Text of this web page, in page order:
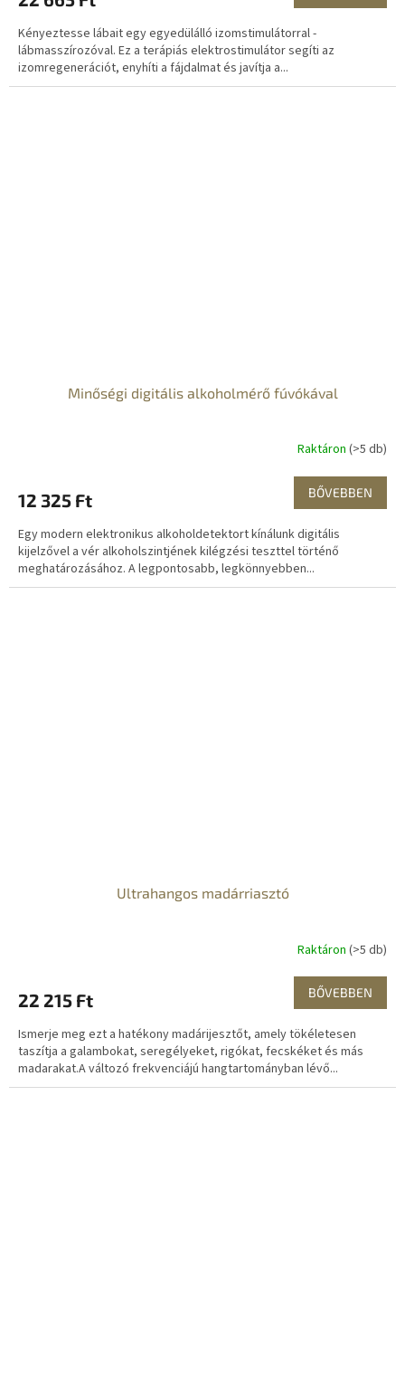
Kényeztesse lábait egy egyedülálló izomstimulátorral -
lábmasszírozóval. Ez a terápiás elektrostimulátor segíti az
izomregenerációt, enyhíti a fájdalmat és javítja a...
Minőségi digitális alkoholmérő fúvókával
Raktáron (>5 db)
12 325 Ft BŐVEBBEN
Egy modern elektronikus alkoholdetektort kínálunk digitális
kijelzővel a vér alkoholszintjének kilégzési teszttel történő
meghatározásához. A legpontosabb, legkönnyebben...
Ultrahangos madárriasztó
Raktáron (>5 db)
22 215 Ft BŐVEBBEN
Ismerje meg ezt a hatékony madárijesztőt, amely tökéletesen
taszítja a galambokat, seregélyeket, rigókat, fecskéket és más
madarakat.A változó frekvenciájú hangtartományban lévő...